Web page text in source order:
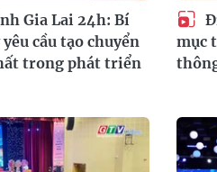
Gia Lai 24h: Bí
cầu tạo chuyển
trong phát triển
mục